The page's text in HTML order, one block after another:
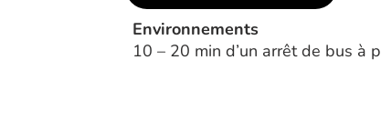
Environnements
10 – 20 min d’un arrêt de bus à